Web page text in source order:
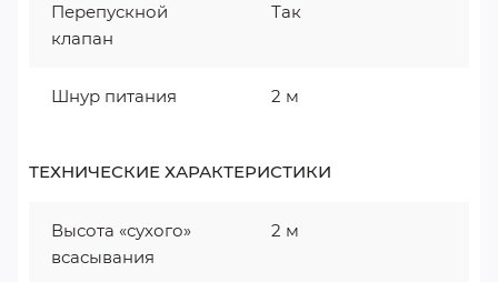
Перепускной
клапан
Так
Шнур питания 2 м
ТЕХНИЧЕСКИЕ ХАРАКТЕРИСТИКИ
Высота «сухого»
всасывания
2 м